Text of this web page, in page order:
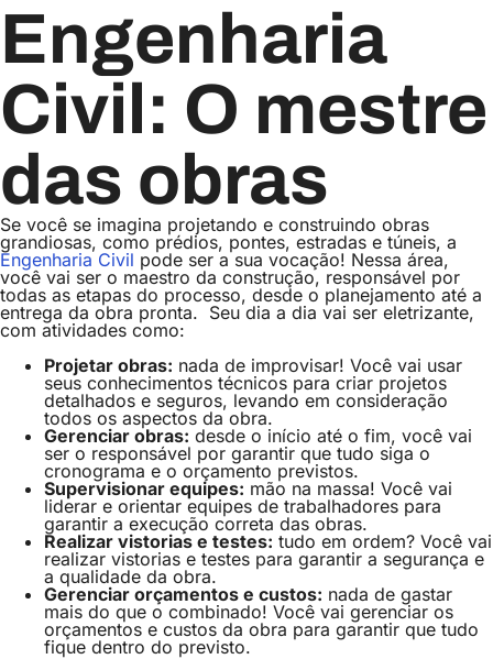
Engenharia
Civil: O mestre
das obras
Se você se imagina projetando e construindo obras
grandiosas, como prédios, pontes, estradas e túneis, a
Engenharia Civil pode ser a sua vocação! Nessa área,
você vai ser o maestro da construção, responsável por
todas as etapas do processo, desde o planejamento até a
entrega da obra pronta. Seu dia a dia vai ser eletrizante,
com atividades como:
Projetar obras: nada de improvisar! Você vai usar
seus conhecimentos técnicos para criar projetos
detalhados e seguros, levando em consideração
todos os aspectos da obra.
Gerenciar obras: desde o início até o fim, você vai
ser o responsável por garantir que tudo siga o
cronograma e o orçamento previstos.
Supervisionar equipes: mão na massa! Você vai
liderar e orientar equipes de trabalhadores para
garantir a execução correta das obras.
Realizar vistorias e testes: tudo em ordem? Você vai
realizar vistorias e testes para garantir a segurança e
a qualidade da obra.
Gerenciar orçamentos e custos: nada de gastar
mais do que o combinado! Você vai gerenciar os
orçamentos e custos da obra para garantir que tudo
fique dentro do previsto.